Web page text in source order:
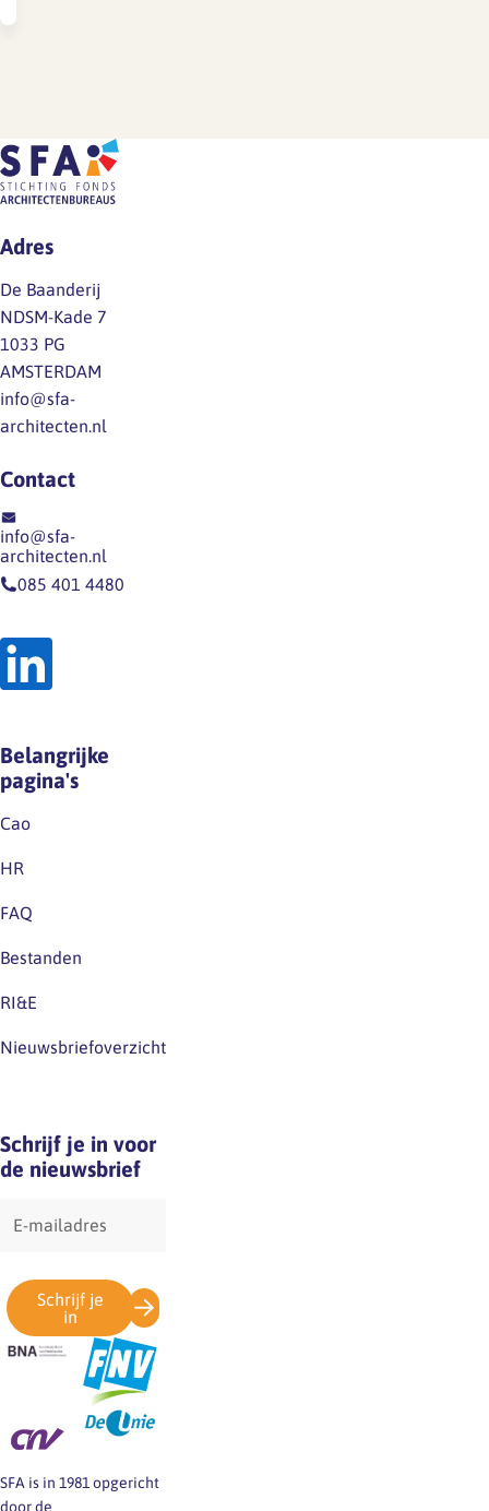
Adres
De Baanderij
NDSM-Kade 7
1033 PG
AMSTERDAM
info@sfa-
architecten.nl
Contact
info@sfa-
architecten.nl
085 401 4480
Belangrijke
pagina's
Cao
HR
FAQ
Bestanden
RI&E
Nieuwsbriefoverzicht
Schrijf je in voor
de nieuwsbrief
mailadres
Schrijf je
in
SFA is in 1981 opgericht
door de